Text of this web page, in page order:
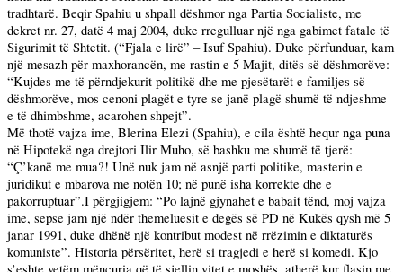
tradhtarë. Beqir Spahiu u shpall dëshmor nga Partia Socialiste, me
dekret nr. 27, datë 4 maj 2004, duke rregulluar një nga gabimet fatale të
Sigurimit të Shtetit. (“Fjala e lirë” – Isuf Spahiu). Duke përfunduar, kam
një mesazh për maxhorancën, me rastin e 5 Majit, ditës së dëshmorëve:
“Kujdes me të përndjekurit politikë dhe me pjesëtarët e familjes së
dëshmorëve, mos cenoni plagët e tyre se janë plagë shumë të ndjeshme
e të dhimbshme, acarohen shpejt”.
Më thotë vajza ime, Blerina Elezi (Spahiu), e cila është hequr nga puna
në Hipotekë nga drejtori Ilir Muho, së bashku me shumë të tjerë:
“Ç’kanë me mua?! Unë nuk jam në asnjë parti politike, masterin e
juridikut e mbarova me notën 10; në punë isha korrekte dhe e
pakorruptuar”.I përgjigjem: “Po lajnë gjynahet e babait tënd, moj vajza
ime, sepse jam një ndër themeluesit e degës së PD në Kukës qysh më 5
janar 1991, duke dhënë një kontribut modest në rrëzimin e diktaturës
komuniste”. Historia përsëritet, herë si tragjedi e herë si komedi. Kjo